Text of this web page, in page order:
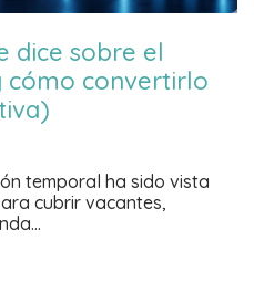
dice sobre el
convertirlo
temporal ha sido vista
cubrir vacantes,